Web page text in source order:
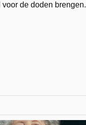
de doden brengen.